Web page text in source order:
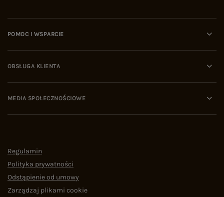
POMOC I WSPARCIE
OBSŁUGA KLIENTA
MEDIA SPOŁECZNOŚCIOWE
Regulamin
Polityka prywatności
Odstąpienie od umowy
Zarządzaj plikami cookie